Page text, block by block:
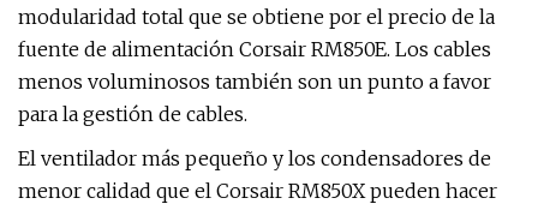
modularidad total que se obtiene por el precio de la
fuente de alimentación Corsair RM850E. Los cables
menos voluminosos también son un punto a favor
para la gestión de cables.
El ventilador más pequeño y los condensadores de
menor calidad que el Corsair RM850X pueden hacer